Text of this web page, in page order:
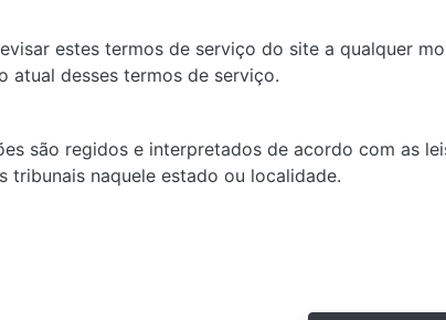
estes termos de serviço do site a qualquer
atual desses termos de serviço.
são regidos e interpretados de acordo com as
tribunais naquele estado ou localidade.